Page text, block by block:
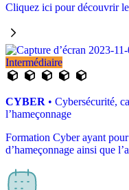
Cliquez ici pour découvrir
Intermédiaire
CYBER • Cybersécurité,
l’hameçonnage
Formation Cyber ayant
d’hameçonnage ainsi que